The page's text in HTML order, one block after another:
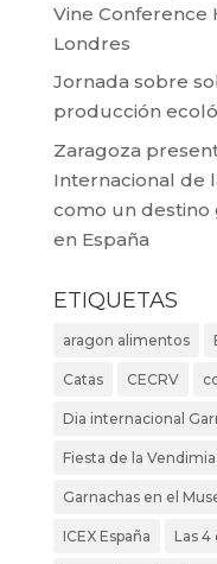
Vine Conference
Londres
Jornada sobre
producción
Zaragoza
Internacional de
como un destino
en España
ETIQUETAS
aragon alimentos
Catas CECRV
Dia internacional
Fiesta de la Vendimia
Garnachas en el
ICEX España Las 4